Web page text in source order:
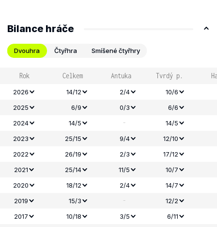
Bilance hráče
Dvouhra Čtyřhra Smíšené čtyřhry
Rok Celkem Antuka Tvrdý p.
2026 14/12 2/4
10/6
2025
6/9 0/3
6/6
2024
14/5 -
14/5
2023
25/15 9/4
12/10
2022
26/19 2/3
17/12
2021
25/14 11/5
10/7
2020
18/12 2/4
14/7
2019
15/3 -
12/2
2017
10/18 3/5
6/11